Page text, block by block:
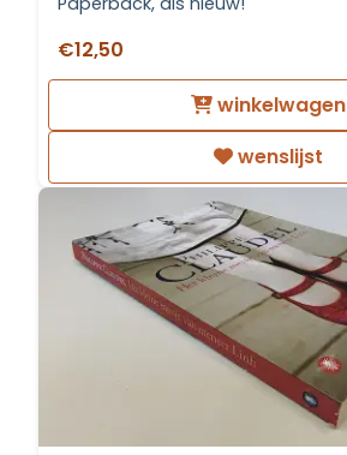
€12,50
winkelwagen
wenslijst